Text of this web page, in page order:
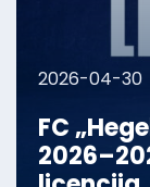
2026-04-30
FC